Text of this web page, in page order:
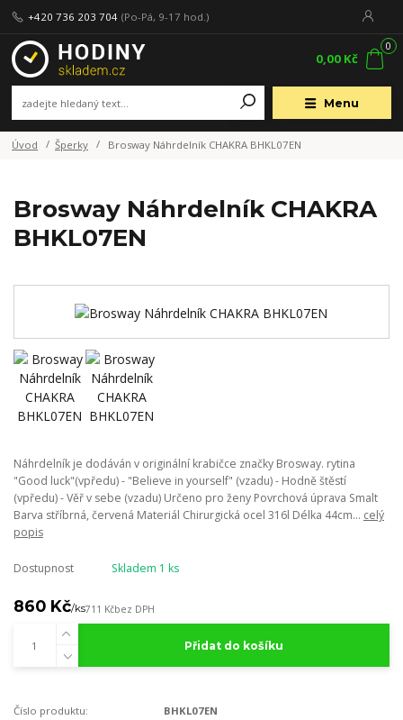
Menu
+420 736 203 704 (Po-Pá, 9-17 hod.)
0
0,00 Kč
Úvod Šperky Brosway Náhrdelník CHAKRA BHKL07EN
Brosway Náhrdelník CHAKRA
BHKL07EN
Náhrdelník je dodáván v originální krabičce značky Brosway. rytina
"Good luck"(vpředu) - "Believe in yourself" (vzadu) - Hodně štěstí
(vpředu) - Věř v sebe (vzadu) Určeno pro ženy Povrchová úprava Smalt
Barva stříbrná, červená Materiál Chirurgická ocel 316l Délka 44cm... celý
popis
Dostupnost Skladem 1 ks
860 Kč/ks711 Kčbez DPH
Přidat do košíku
Číslo produktu:
BHKL07EN